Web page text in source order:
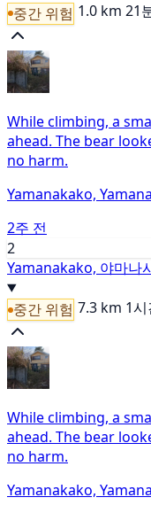
중간 위험 1.0 km 21
While climbing, a
ahead. The bear
no harm.
Yamanakako,
2주 전
2
Yamanakako, 야마나
중간 위험 7.3 km 1
While climbing, a
ahead. The bear
no harm.
Yamanakako,